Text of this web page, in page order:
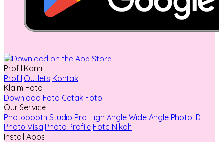
Profil Kami
Profil Outlets Kontak
Klaim Foto
Download Foto Cetak Foto
Our Service
Photobooth Studio Pro High Angle Wide Angle Photo ID
Photo Visa Photo Profile Foto Nikah
Install Apps